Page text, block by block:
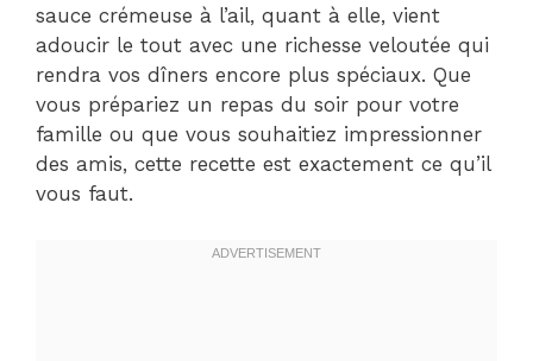
sauce crémeuse à l’ail, quant à elle, vient
adoucir le tout avec une richesse veloutée qui
rendra vos dîners encore plus spéciaux. Que
vous prépariez un repas du soir pour votre
famille ou que vous souhaitiez impressionner
des amis, cette recette est exactement ce qu’il
vous faut.